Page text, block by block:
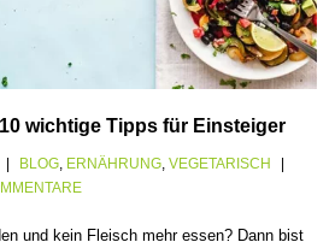
wichtige Tipps für Einsteiger
BLOG ERNÄHRUNG VEGETARISCH
und kein Fleisch mehr essen? Dann bist